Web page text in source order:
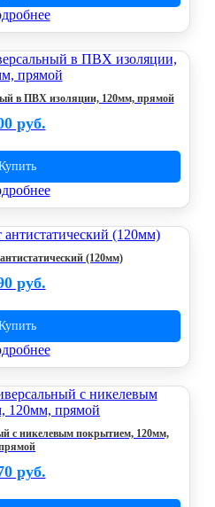
в ПВХ изоляции, 120мм, прямой
руб.
(120мм)
руб.
с никелевым покрытием, 120мм,
руб.